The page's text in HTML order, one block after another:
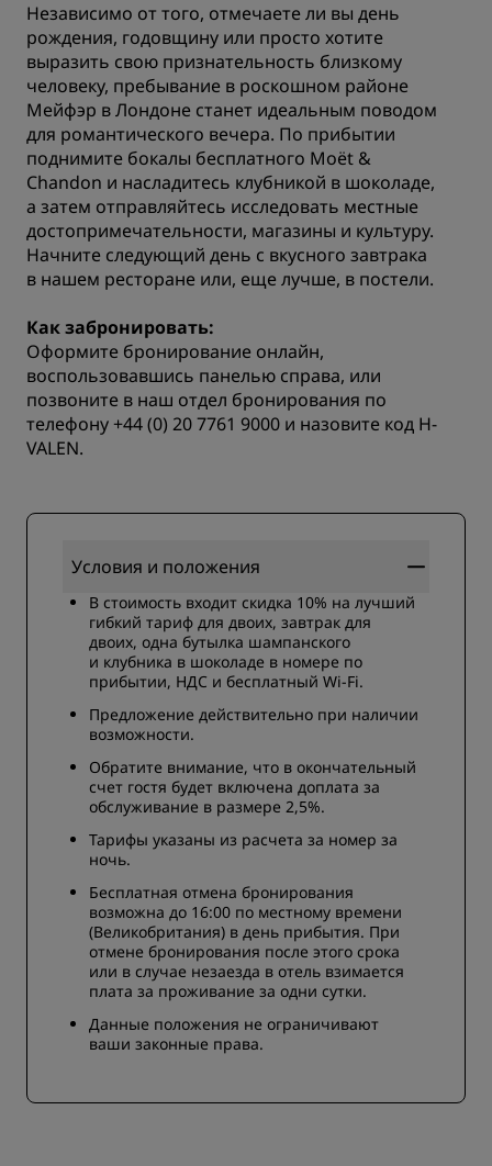
Независимо от того, отмечаете ли вы день
рождения, годовщину или просто хотите
выразить свою признательность близкому
человеку, пребывание в роскошном районе
Мейфэр в Лондоне станет идеальным поводом
для романтического вечера. По прибытии
поднимите бокалы бесплатного Moët &
Chandon и насладитесь клубникой в шоколаде,
а затем отправляйтесь исследовать местные
достопримечательности, магазины и культуру.
Начните следующий день с вкусного завтрака
в нашем ресторане или, еще лучше, в постели.
Как забронировать:
Оформите бронирование онлайн,
воспользовавшись панелью справа, или
позвоните в наш отдел бронирования по
телефону +44 (0) 20 7761 9000 и назовите код H-
VALEN.
Условия и положения
В стоимость входит скидка 10% на лучший
гибкий тариф для двоих, завтрак для
двоих, одна бутылка шампанского
и клубника в шоколаде в номере по
прибытии, НДС и бесплатный Wi-Fi.
Предложение действительно при наличии
возможности.
Обратите внимание, что в окончательный
счет гостя будет включена доплата за
обслуживание в размере 2,5%.
Тарифы указаны из расчета за номер за
ночь.
Бесплатная отмена бронирования
возможна до 16:00 по местному времени
(Великобритания) в день прибытия. При
отмене бронирования после этого срока
или в случае незаезда в отель взимается
плата за проживание за одни сутки.
Данные положения не ограничивают
ваши законные права.